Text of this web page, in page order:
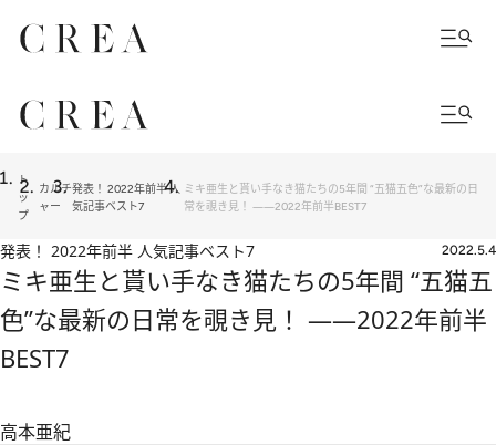
ト
ッ
プ
カルチ
ャー
発表！ 2022年前半 人
気記事ベスト7
ミキ亜生と貰い手なき猫たちの5年間 “五猫五色”な最新の日
常を覗き見！ ――2022年前半BEST7
発表！ 2022年前半 人気記事ベスト7 2022.5.4
ミキ亜生と貰い手なき猫たちの5年間 “五猫五
色”な最新の日常を覗き見！ ――2022年前半
BEST7
高本亜紀